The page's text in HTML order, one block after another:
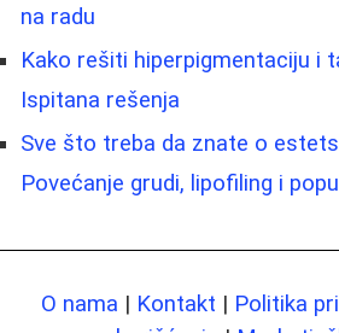
na radu
Kako rešiti hiperpigmentaciju i
Ispitana rešenja
Sve što treba da znate o
Povećanje grudi, lipofiling i
O nama | Kontakt | Politika